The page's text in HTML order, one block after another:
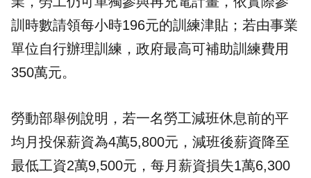
訓時數請領每小時196元的訓練津貼；若由事業
單位自行辦理訓練，政府最高可補助訓練費用
350萬元。
勞動部舉例說明，若一名勞工減班休息前的平
均月投保薪資為4萬5,800元，減班後薪資降至
最低工資2萬9,500元，每月薪資損失1萬6,300